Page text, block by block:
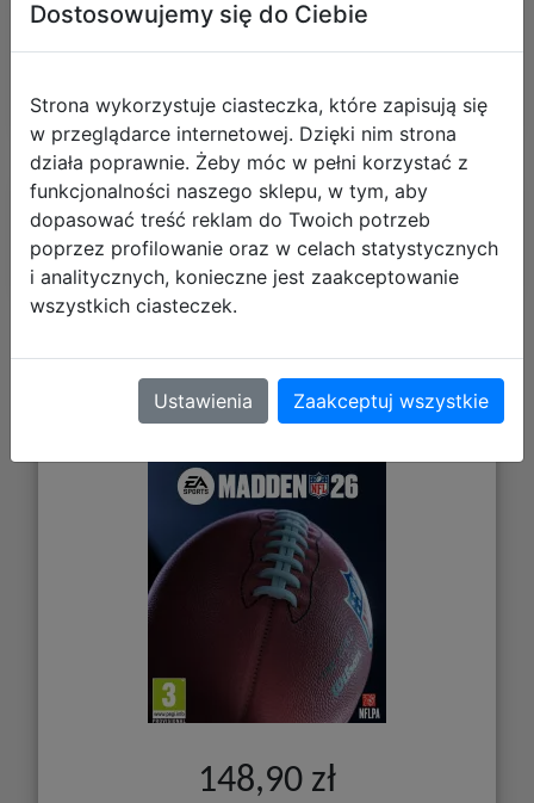
+ dodaj swoją opinię
Polecane
EA Sports MADDEN NFL 26 (Xbox
Series X)
148,90 zł
Dostosowujemy się do Ciebie
Strona wykorzystuje ciasteczka, które zapisują się
w przeglądarce internetowej. Dzięki nim strona
działa poprawnie. Żeby móc w pełni korzystać z
funkcjonalności naszego sklepu, w tym, aby
dopasować treść reklam do Twoich potrzeb
poprzez profilowanie oraz w celach statystycznych
i analitycznych, konieczne jest zaakceptowanie
wszystkich ciasteczek.
Ustawienia Zaakceptuj wszystkie